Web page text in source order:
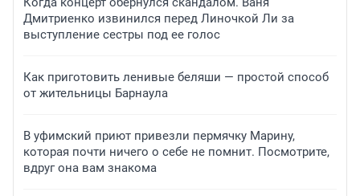
Дмитриенко извинился перед Линочкой Ли за
выступление сестры под ее голос
Как приготовить ленивые беляши — простой способ
от жительницы Барнаула
В уфимский приют привезли пермячку Марину,
которая почти ничего о себе не помнит. Посмотрите,
вдруг она вам знакома